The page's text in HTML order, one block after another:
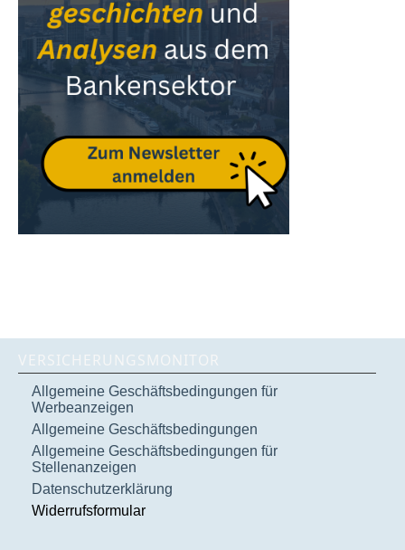
VERSICHERUNGSMONITOR
Allgemeine Geschäftsbedingungen für
Werbeanzeigen
Allgemeine Geschäftsbedingungen
Allgemeine Geschäftsbedingungen für
Stellenanzeigen
Datenschutzerklärung
Widerrufsformular